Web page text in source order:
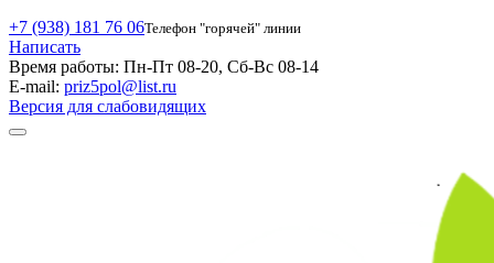
+7 (938) 181 76 06Телефон "горячей" линии
Написать
Время работы: Пн-Пт 08-20, Сб-Вс 08-14
E-mail: priz5pol@list.ru
Версия для слабовидящих